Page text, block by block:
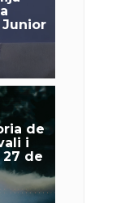
de
i
de